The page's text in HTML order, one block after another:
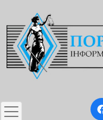
до
основного
вмісту